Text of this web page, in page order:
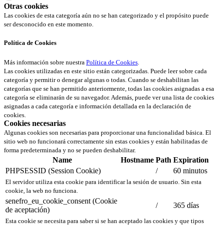
Otras cookies
Las cookies de esta categoría aún no se han categorizado y el propósito puede
ser desconocido en este momento.
Política de Cookies
Más información sobre nuestra Política de Cookies.
Las cookies utilizadas en este sitio están categorizadas. Puede leer sobre cada
categoría y permitir o denegar algunas o todas. Cuando se deshabilitan las
categorías que se han permitido anteriormente, todas las cookies asignadas a esa
categoría se eliminarán de su navegador. Además, puede ver una lista de cookies
asignadas a cada categoría e información detallada en la declaración de
cookies.
Cookies necesarias
Algunas cookies son necesarias para proporcionar una funcionalidad básica. El
sitio web no funcionará correctamente sin estas cookies y están habilitadas de
forma predeterminada y no se pueden deshabilitar.
Name Hostname Path Expiration
PHPSESSID (Session Cookie)
/ 60 minutos
El servidor utiliza esta cookie para identificar la sesión de usuario. Sin esta
cookie, la web no funciona.
senefro_eu_cookie_consent (Cookie
de aceptación)
/ 365 días
Esta cookie se necesita para saber si se han aceptado las cookies y que tipos